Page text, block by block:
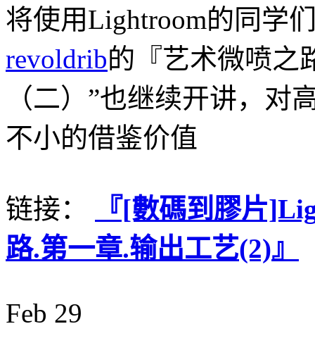
将使用Lightroom的同学
revoldrib的『艺术微喷之
（二）”也继续开讲，对
不小的借鉴价值
链接：
『[數碼到膠片
路.第一章.输出工艺(2)』
Feb 29